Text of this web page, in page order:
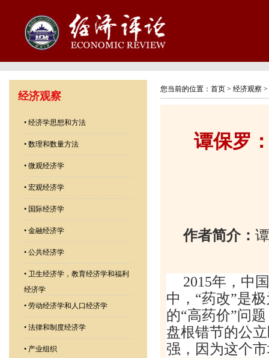
经济观察
• 经济学思想和方法
• 数理和数量方法
• 微观经济学
• 宏观经济学
• 国际经济学
• 金融经济学
• 公共经济学
• 卫生经济学，教育经济学和福利
经济学
• 劳动经济学和人口经济学
• 法律和制度经济学
• 产业组织
您当前的位置： 首页 > 经济观察 >
谭保罗
作者简介：
2015年，中
中， “药改”是
的“高药价”问
盘根错节的公
强，因为这个